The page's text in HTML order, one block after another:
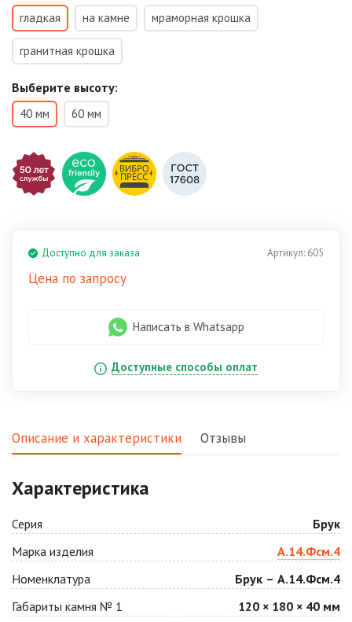
гладкая на камне мраморная крошка
гранитная крошка
Выберите высоту:
40 мм 60 мм
Артикул: 605
Доступно для заказа
Цена по запросу
Написать в Whatsapp
Доступные способы оплат
Описание и характеристики Отзывы
Характеристика
Серия
Брук
Марка изделия
А.14.Фсм.4
Номенклатура
Брук – А.14.Фсм.4
Габариты камня № 1
120 × 180 × 40 мм